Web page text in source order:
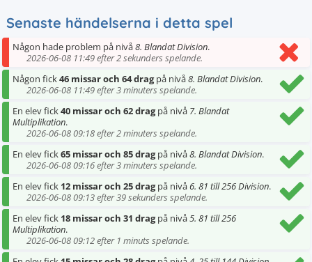
Senaste händelserna i detta spel
Någon hade problem på nivå8. Blandat Division.
2026-06-08 11:49 efter 2 sekunders spelande.
Någon fick46 missar och 64 dragpå nivå8. Blandat Division.
2026-06-08 11:49 efter 3 minuters spelande.
En elev fick40 missar och 62 dragpå nivå 7. Blandat
Multiplikation.
2026-06-08 09:18 efter 2 minuters spelande.
En elev fick65 missar och 85 dragpå nivå8. Blandat Division.
2026-06-08 09:16 efter 3 minuters spelande.
En elev fick 12 missar och 25 dragpå nivå6. 81 till 256 Division.
2026-06-08 09:13 efter 39 sekunders spelande.
En elev fick 18 missar och 31 dragpå nivå5. 81 till 256
Multiplikation.
2026-06-08 09:12 efter 1 minuts spelande.